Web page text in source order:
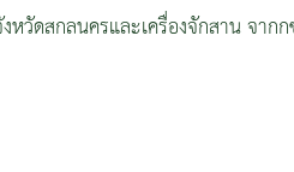
งหวัดสกลนครและเครื่องจักสาน